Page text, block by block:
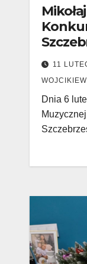
11
Dnia 6